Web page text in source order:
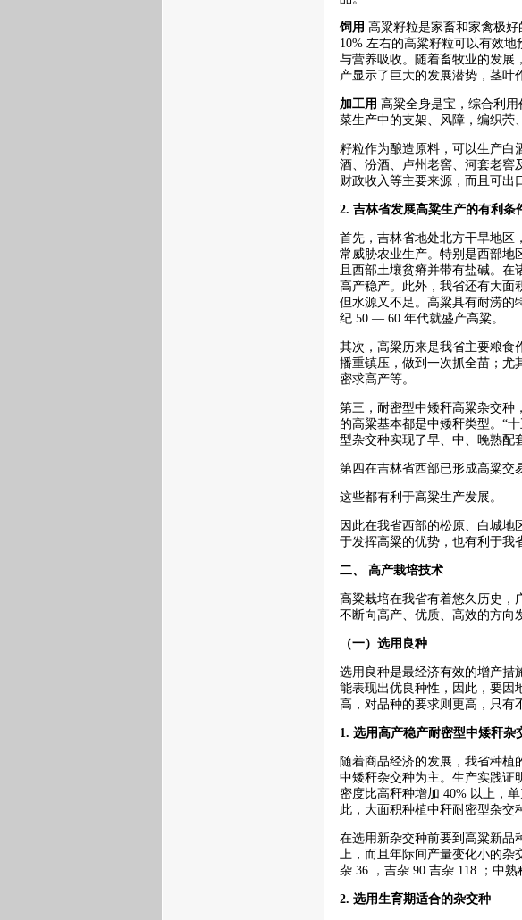
饲用 高粱籽粒是家畜和家禽极
10% 左右的高粱籽粒可以有效
与营养吸收。随着畜牧业的发展
产显示了巨大的发展潜势，茎叶
加工用 高粱全身是宝，综合利
菜生产中的支架、风障，编织茓
籽粒作为酿造原料，可以生产白
酒、汾酒、卢州老窖、河套老窖
财政收入等主要来源，而且可
2. 吉林省发展高粱生产的有利条
首先，吉林省地处北方干旱地区
常威胁农业生产。特别是西部地
且西部土壤贫瘠并带有盐碱。
高产稳产。此外，我省还有大面
但水源又不足。高粱具有耐涝的
纪 50 — 60 年代就盛产高粱。
其次，高粱历来是我省主要粮食
播重镇压，做到一次抓全苗；尤
密求高产等。
第三，耐密型中矮秆高粱杂交种
的高粱基本都是中矮秆类型。“
型杂交种实现了早、中、晚熟配
第四在吉林省西部已形成高粱交
这些都有利于高粱生产发展。
因此在我省西部的松原、白城地
于发挥高粱的优势，也有利于我
二、 高产栽培技术
高粱栽培在我省有着悠久历史，
不断向高产、优质、高效的方向
（一）选用良种
选用良种是最经济有效的增产措
能表现出优良种性，因此，要因
高，对品种的要求则更高，只有
1. 选用高产稳产耐密型中矮秆杂
随着商品经济的发展，我省种
中矮秆杂交种为主。生产实践证
密度比高秆种增加 40% 以上，
此，大面积种植中秆耐密型杂交
在选用新杂交种前要到高粱新品
上，而且年际间产量变化小的杂
杂 36 ，吉杂 90 吉杂 118 ；中
2. 选用生育期适合的杂交种